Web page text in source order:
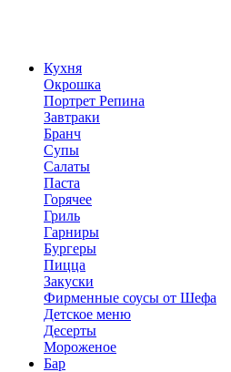
Кухня
Окрошка
Портрет Репина
Завтраки
Бранч
Супы
Салаты
Паста
Горячее
Гриль
Гарниры
Бургеры
Пицца
Закуски
Фирменные соусы от Шефа
Детское меню
Десерты
Мороженое
Бар